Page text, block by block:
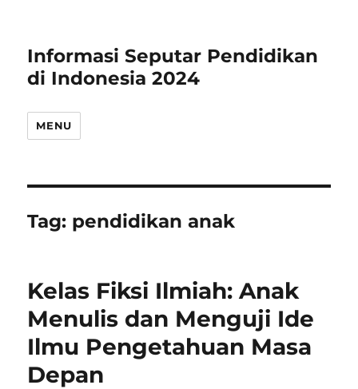
Informasi Seputar Pendidikan
di Indonesia 2024
MENU
Tag: pendidikan anak
Kelas Fiksi Ilmiah: Anak
Menulis dan Menguji Ide
Ilmu Pengetahuan Masa
Depan